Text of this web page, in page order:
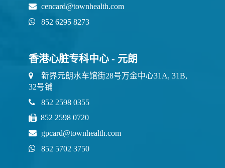
cencard@townhealth.com
852 6295 8273
香港心脏专科中心 - 元朗
新界元朗水车馆街28号万金中心31A, 31B,
32号铺
852 2598 0355
852 2598 0720
gpcard@townhealth.com
852 5702 3750